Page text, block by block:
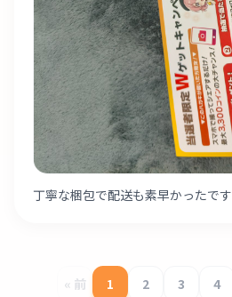
丁寧な梱包で配送も素早かったです
« 前 1 2 3 4